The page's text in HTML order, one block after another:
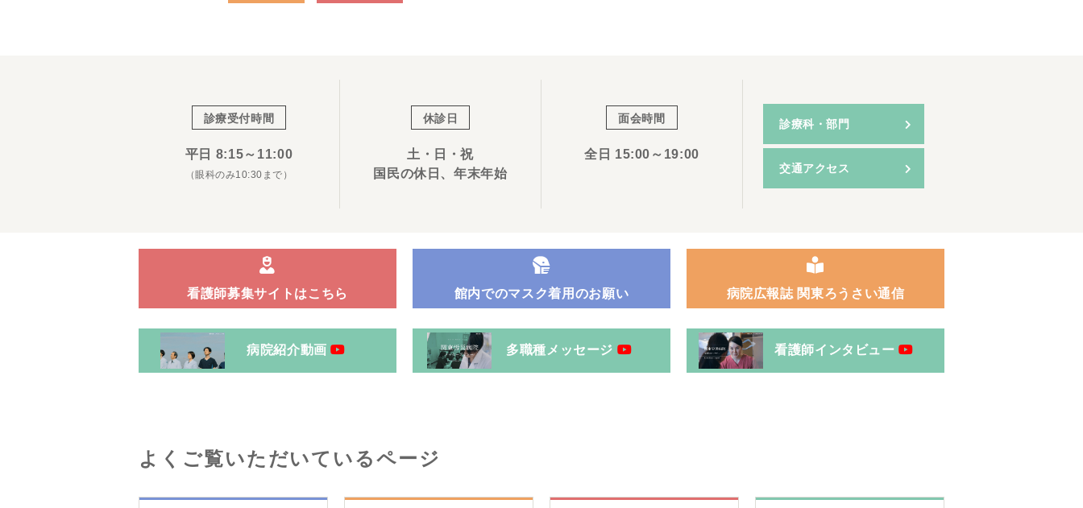
診療受付時間
平日 8:15～11:00
（眼科のみ10:30まで）
休診日
土・日・祝
国民の休日、年末年始
面会時間
全日 15:00～19:00
診療科・部門
交通アクセス
看護師募集サイトはこちら 館内でのマスク着用のお願い 病院広報誌 関東ろうさい通信
病院紹介動画 多職種メッセージ 看護師インタビュー
よくご覧いただいているページ